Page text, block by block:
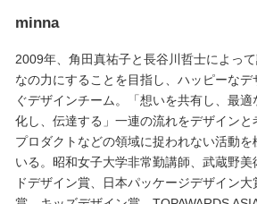
minna
2009年、角田真祐子と長谷川哲士によっ
なの力にすることを目指し、ハッピーな
ぐデザインチーム。「想いを共有し、最
化し、伝達する」一連の流れをデザイン
プロダクトなどの領域に捉われない活動
いる。昭和女子大学非常勤講師、武蔵野美
ドデザイン賞、日本パッケージデザイン